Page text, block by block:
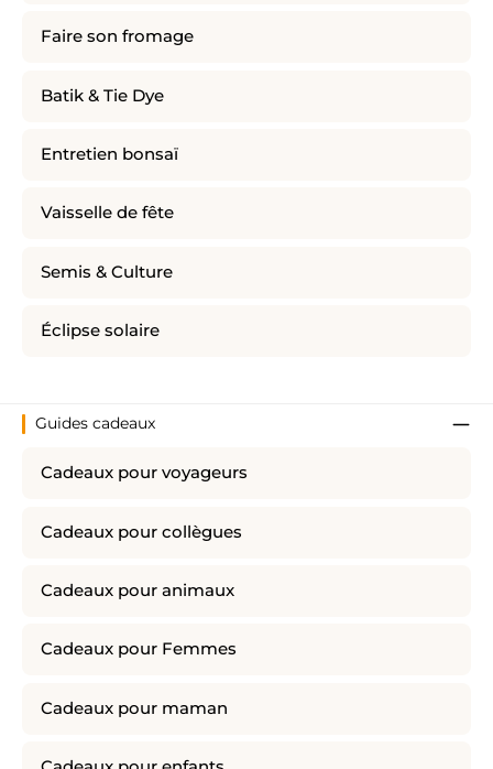
Faire son fromage
Batik & Tie Dye
Entretien bonsaï
Vaisselle de fête
Semis & Culture
Éclipse solaire
Guides cadeaux
Cadeaux pour voyageurs
Cadeaux pour collègues
Cadeaux pour animaux
Cadeaux pour Femmes
Cadeaux pour maman